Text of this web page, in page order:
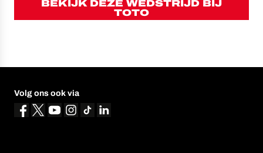
BEKIJK DEZE WEDSTRIJD BIJ
TOTO
Volg ons ook via